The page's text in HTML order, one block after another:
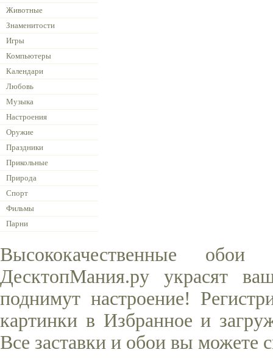
Животные
Знаменитости
Игры
Компьютеры
Календари
Любовь
Музыка
Настроения
Оружие
Праздники
Прикольные
Природа
Спорт
Фильмы
Парни
Высококачественные
ДесктопМания.ру украсят
поднимут настроение!
картинки в Избранное и
Все заставки и обои вы можете